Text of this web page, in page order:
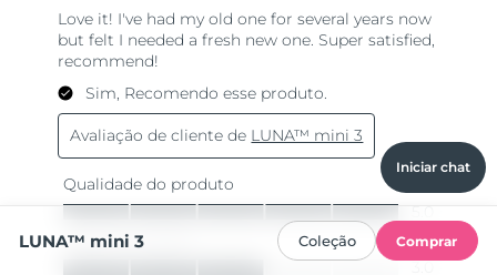
Iniciar chat
LUNA™ mini 3 Coleção Comprar